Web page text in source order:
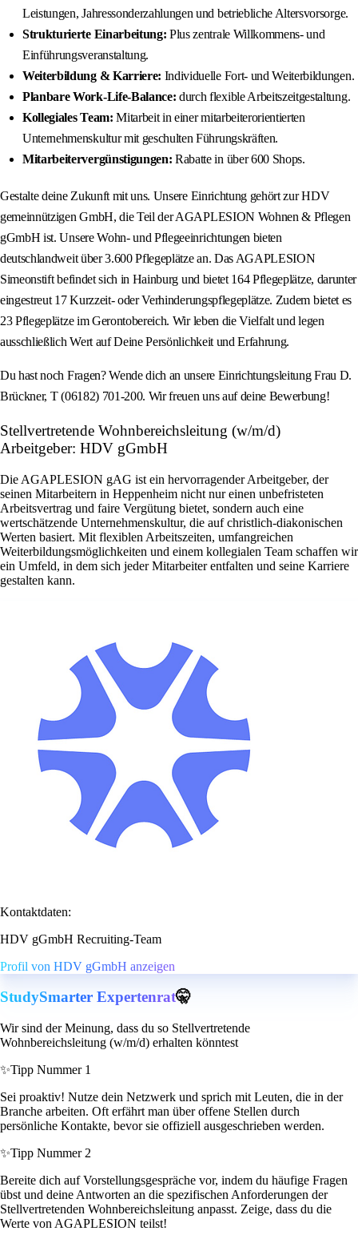
Leistungen, Jahressonderzahlungen und betriebliche Altersvorsorge.
Strukturierte Einarbeitung: Plus zentrale Willkommens- und
Einführungsveranstaltung.
Weiterbildung & Karriere: Individuelle Fort- und Weiterbildungen.
Planbare Work-Life-Balance: durch flexible Arbeitszeitgestaltung.
Kollegiales Team: Mitarbeit in einer mitarbeiterorientierten
Unternehmenskultur mit geschulten Führungskräften.
Mitarbeitervergünstigungen: Rabatte in über 600 Shops.
Gestalte deine Zukunft mit uns. Unsere Einrichtung gehört zur HDV
gemeinnützigen GmbH, die Teil der AGAPLESION Wohnen & Pflegen
gGmbH ist. Unsere Wohn- und Pflegeeinrichtungen bieten
deutschlandweit über 3.600 Pflegeplätze an. Das AGAPLESION
Simeonstift befindet sich in Hainburg und bietet 164 Pflegeplätze, darunter
eingestreut 17 Kurzzeit- oder Verhinderungspflegeplätze. Zudem bietet es
23 Pflegeplätze im Gerontobereich. Wir leben die Vielfalt und legen
ausschließlich Wert auf Deine Persönlichkeit und Erfahrung.
Du hast noch Fragen? Wende dich an unsere Einrichtungsleitung Frau D.
Brückner, T (06182) 701-200. Wir freuen uns auf deine Bewerbung!
Stellvertretende Wohnbereichsleitung (w/m/d)
Arbeitgeber: HDV gGmbH
Die AGAPLESION gAG ist ein hervorragender Arbeitgeber, der
seinen Mitarbeitern in Heppenheim nicht nur einen unbefristeten
Arbeitsvertrag und faire Vergütung bietet, sondern auch eine
wertschätzende Unternehmenskultur, die auf christlich-diakonischen
Werten basiert. Mit flexiblen Arbeitszeiten, umfangreichen
Weiterbildungsmöglichkeiten und einem kollegialen Team schaffen wir
ein Umfeld, in dem sich jeder Mitarbeiter entfalten und seine Karriere
gestalten kann.
Kontaktdaten:
HDV gGmbH Recruiting-Team
Profil von HDV gGmbH anzeigen
StudySmarter Expertenrat🤫
Wir sind der Meinung, dass du so Stellvertretende
Wohnbereichsleitung (w/m/d) erhalten könntest
✨Tipp Nummer 1
Sei proaktiv! Nutze dein Netzwerk und sprich mit Leuten, die in der
Branche arbeiten. Oft erfährt man über offene Stellen durch
persönliche Kontakte, bevor sie offiziell ausgeschrieben werden.
✨Tipp Nummer 2
Bereite dich auf Vorstellungsgespräche vor, indem du häufige Fragen
übst und deine Antworten an die spezifischen Anforderungen der
Stellvertretenden Wohnbereichsleitung anpasst. Zeige, dass du die
Werte von AGAPLESION teilst!